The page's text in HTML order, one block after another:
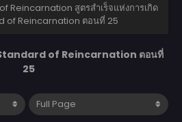
Reincarnation สูตรสำเร็จแห่งการเกิด
of Reincarnation ตอนที่ 25
of Reincarnation ตอนที่
25